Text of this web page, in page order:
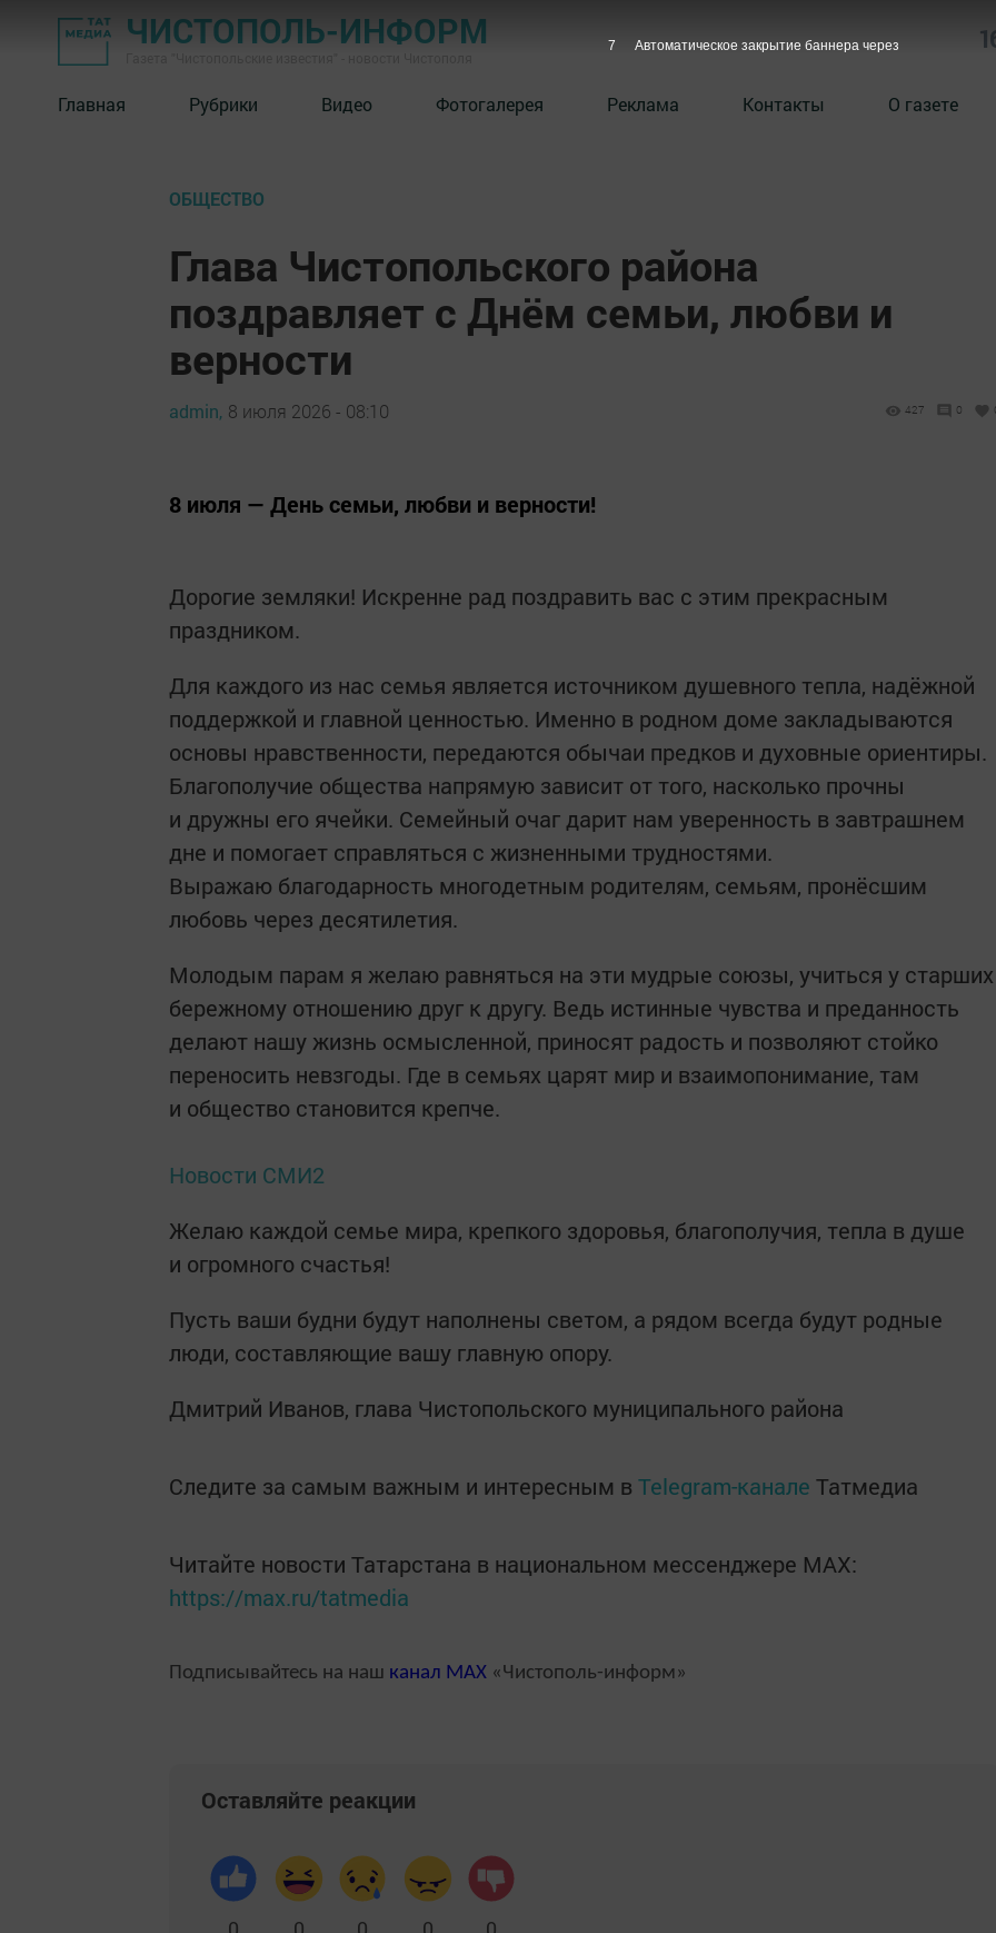
ЧИСТОПОЛЬ-ИНФОРМ
Главная Рубрики Видео Фотогалерея Реклама Контакты О газете
ОБЩЕСТВО
Глава Чистопольского района
поздравляет с Днём семьи, любви и
верности
admin, 8 июля 2026 - 08:10 427 0
8 июля — День семьи, любви и верности!
Дорогие земляки! Искренне рад поздравить вас с этим прекрасным
праздником.
Для каждого из нас семья является источником душевного тепла, надёжной
поддержкой и главной ценностью. Именно в родном доме закладываются
основы нравственности, передаются обычаи предков и духовные ориентиры.
Благополучие общества напрямую зависит от того, насколько прочны
и дружны его ячейки. Семейный очаг дарит нам уверенность в завтрашнем
дне и помогает справляться с жизненными трудностями.
Выражаю благодарность многодетным родителям, семьям, пронёсшим
любовь через десятилетия.
Молодым парам я желаю равняться на эти мудрые союзы, учиться у старших
бережному отношению друг к другу. Ведь истинные чувства и преданность
делают нашу жизнь осмысленной, приносят радость и позволяют стойко
переносить невзгоды. Где в семьях царят мир и взаимопонимание, там
и общество становится крепче.
Новости СМИ2
Желаю каждой семье мира, крепкого здоровья, благополучия, тепла в душе
и огромного счастья!
Пусть ваши будни будут наполнены светом, а рядом всегда будут родные
люди, составляющие вашу главную опору.
Дмитрий Иванов, глава Чистопольского муниципального района
Следите за самым важным и интересным в Telegram-канале Татмедиа
Читайте новости Татарстана в национальном мессенджере MАХ:
https://max.ru/tatmedia
Подписывайтесь на наш канал MAX «Чистополь-информ»
Оставляйте реакции
6 Автоматическое закрытие баннера через